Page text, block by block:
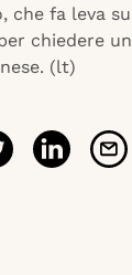
che fa leva
chiedere
(lt)